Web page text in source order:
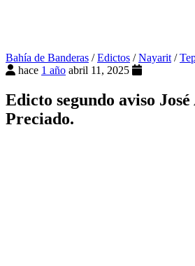
Bahía de Banderas /Edictos /Nayarit/
hace 1 año abril 11, 2025
Edicto segundo aviso
Preciado.